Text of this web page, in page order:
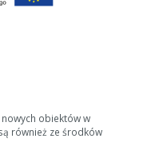
obiektów w
również ze środków